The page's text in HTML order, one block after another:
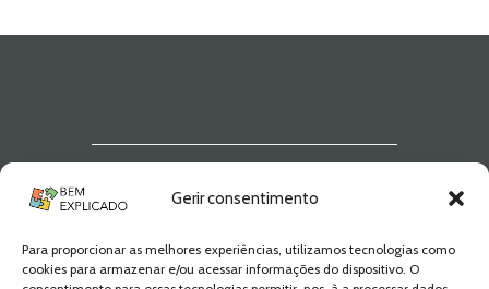
Gerir consentimento
Para proporcionar as melhores experiências, utilizamos tecnologias como
cookies para armazenar e/ou acessar informações do dispositivo. O
Explicado
Fica a par de todas as novidades! Zero
Spam, apenas novidades e novos